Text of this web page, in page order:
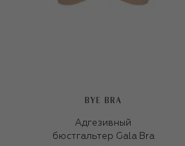
BYE BRA
Адгезивный
бюстгальтер Gala Bra